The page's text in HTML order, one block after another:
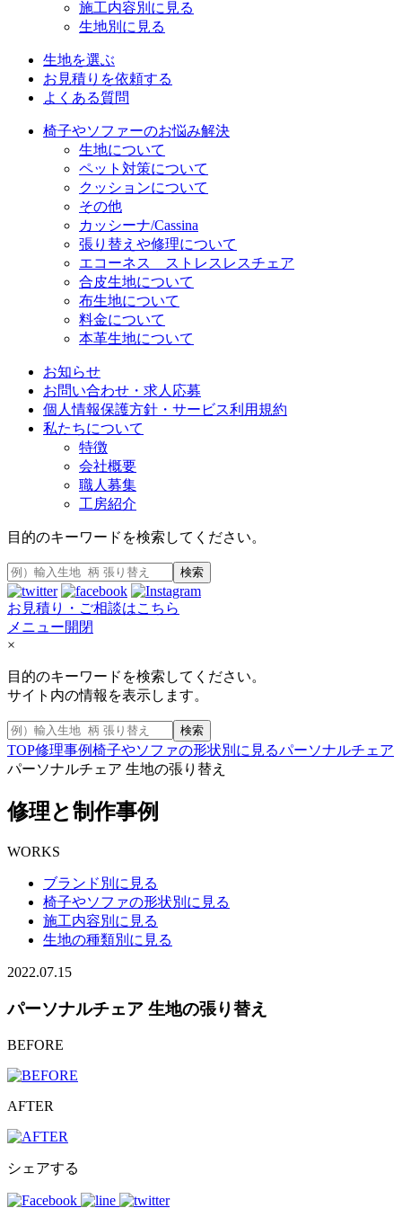
施工内容別に見る
生地別に見る
生地を選ぶ
お見積りを依頼する
よくある質問
椅子やソファーのお悩み解決
生地について
ペット対策について
クッションについて
その他
カッシーナ/Cassina
張り替えや修理について
エコーネス ストレスレスチェア
合皮生地について
布生地について
料金について
本革生地について
お知らせ
お問い合わせ・求人応募
個人情報保護方針・サービス利用規約
私たちについて
特徴
会社概要
職人募集
工房紹介
目的のキーワードを検索してください。
検索
お見積り・ご相談はこちら
メニュー開閉
×
目的のキーワードを検索してください。
サイト内の情報を表示します。
検索
TOP修理事例椅子やソファの形状別に見るパーソナルチェア
パーソナルチェア 生地の張り替え
修理と制作事例
WORKS
ブランド別に見る
椅子やソファの形状別に見る
施工内容別に見る
生地の種類別に見る
2022.07.15
パーソナルチェア 生地の張り替え
BEFORE
AFTER
シェアする